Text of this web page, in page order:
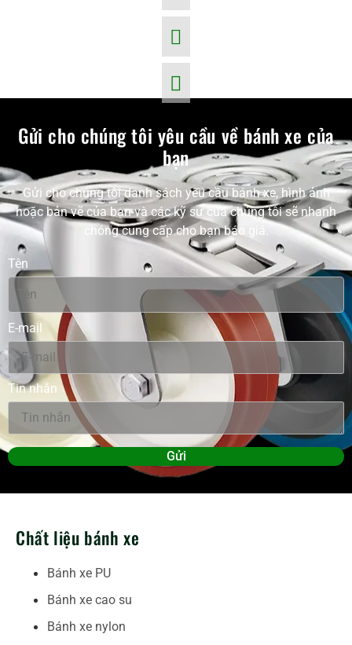
Gửi cho chúng tôi yêu cầu về bánh xe của
bạn
Gửi cho chúng tôi danh sách yêu cầu bánh xe, hình ảnh
hoặc bản vẽ của bạn và các kỹ sư của chúng tôi sẽ nhanh
chóng cung cấp cho bạn báo giá.
Tên
E-mail
Tin nhắn
Gửi
Chất liệu bánh xe
Bánh xe PU
Bánh xe cao su
Bánh xe nylon